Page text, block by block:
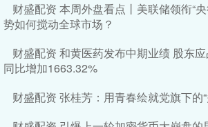
财盛配资 本周外盘看点丨美联储领衔“
势如何搅动全球市场？
财盛配资 和黄医药发布中期业绩 股东
同比增加1663.32%
财盛配资 张桂芳：用青春绘就党旗下的